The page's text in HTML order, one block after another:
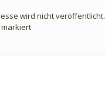
wird nicht veröffentlicht.
markiert